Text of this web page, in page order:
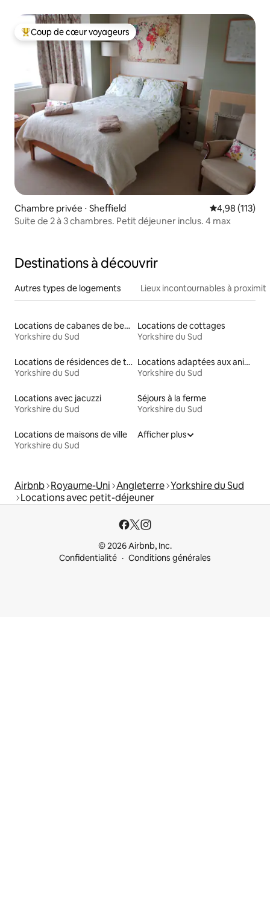
Coups de cœur voyageurs les plus appréciés
Coup de cœur voyageurs
Chambre privée ⋅ Sheffield Évaluation
4,98 (113)
Suite de 2 à 3 chambres. Petit déjeuner inclus. 4 max
Destinations à découvrir
Autres types de logements Lieux incontournables à
Locations de cabanes de berger
Yorkshire du Sud
Locations de cottages
Yorkshire du Sud
Locations de résidences de tourisme
Yorkshire du Sud
Locations adaptées aux animaux
Yorkshire du Sud
Locations avec jacuzzi
Yorkshire du Sud
Séjours à la ferme
Yorkshire du Sud
Locations de maisons de ville
Yorkshire du Sud
Afficher plus
Airbnb Royaume-Uni Angleterre Yorkshire du Sud
Locations avec petit-déjeuner
© 2026 Airbnb, Inc.
Confidentialité
Conditions générales